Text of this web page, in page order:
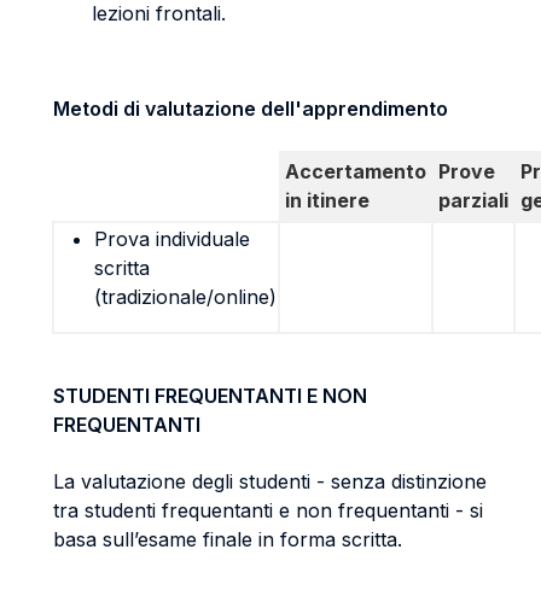
lezioni frontali.
Metodi di valutazione dell'apprendimento
Accertamento
in itinere
Prove
parziali
Prova individuale
scritta
(tradizionale/online)
STUDENTI FREQUENTANTI E NON
FREQUENTANTI
La valutazione degli studenti - senza distinzione
tra studenti frequentanti e non frequentanti - si
basa sull’esame finale in forma scritta.